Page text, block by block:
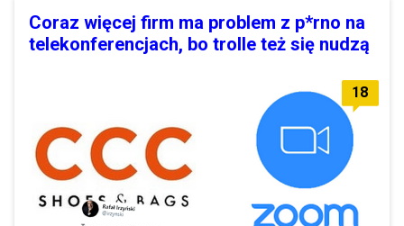
Coraz więcej firm ma problem z p*rno na
telekonferencjach, bo trolle też się nudzą
18